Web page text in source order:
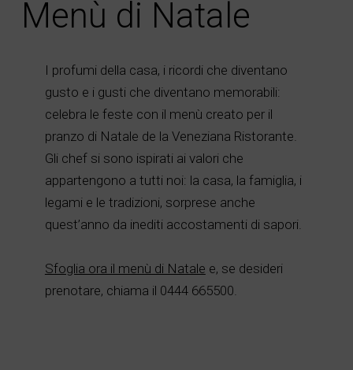
Menù di Natale
I profumi della casa, i ricordi che diventano
gusto e i gusti che diventano memorabili:
celebra le feste con il menù creato per il
pranzo di Natale de la Veneziana Ristorante.
Gli chef si sono ispirati ai valori che
appartengono a tutti noi: la casa, la famiglia, i
legami e le tradizioni, sorprese anche
quest’anno da inediti accostamenti di sapori.
Sfoglia ora il menù di Natale e, se desideri
prenotare, chiama il 0444 665500.